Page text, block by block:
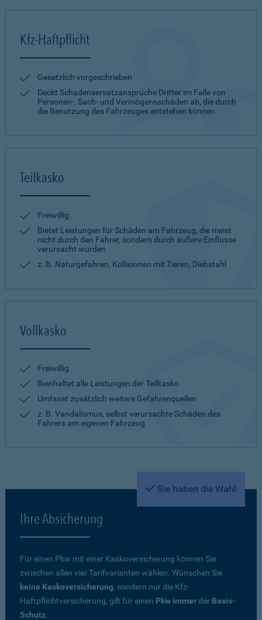
Kfz-Haftpflicht
Gesetzlich vorgeschrieben
Deckt Schadensersatzansprüche Dritter im Falle von
Personen-, Sach- und Vermögensschäden ab, die durch
die Benutzung des Fahrzeuges entstehen können
Teilkasko
Freiwillig
Bietet Leistungen für Schäden am Fahrzeug, die meist
nicht durch den Fahrer, sondern durch äußere Einflüsse
verursacht wurden
z. B. Naturgefahren, Kollisionen mit Tieren, Diebstahl
Vollkasko
Freiwillig
Beinhaltet alle Leistungen der Teilkasko
Umfasst zusätzlich weitere Gefahrenquellen
z. B. Vandalismus, selbst verursachte Schäden des
Fahrers am eigenen Fahrzeug
Sie haben die Wahl
Ihre Absicherung
Für einen Pkw mit einer Kaskoversicherung können Sie
zwischen allen vier Tarifvarianten wählen. Wünschen Sie
keine Kaskoversicherung, sondern nur die Kfz-
Haftpflichtversicherung, gilt für einen Pkw immerder Basis-
Schutz.